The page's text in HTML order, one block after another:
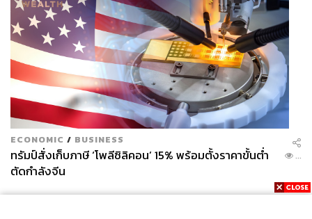
ECONOMIC / BUSINESS
ทรัมป์สั่งเก็บภาษี ‘โพลีซิลิคอน’ 15% พร้อมตั้งราคาขั้นต่ำ
ตัดกำลังจีน
...